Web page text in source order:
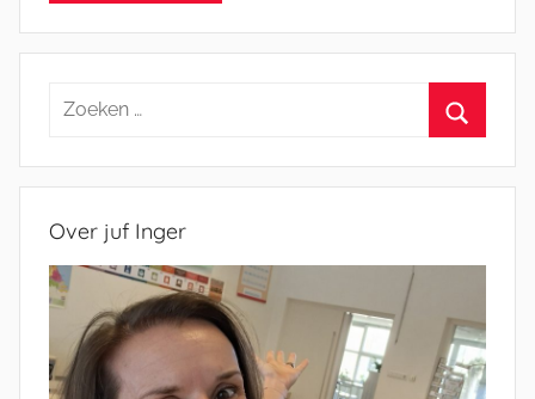
Zoeken
Over juf Inger